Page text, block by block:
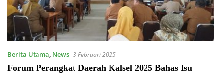
Berita Utama, News 3 Februari 2025
Forum Perangkat Daerah Kalsel 2025 Bahas Isu